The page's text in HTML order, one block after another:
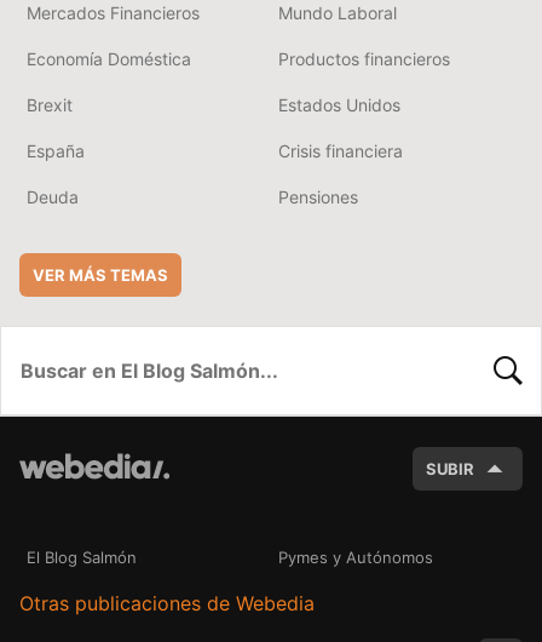
Mercados Financieros Mundo Laboral
Economía Doméstica Productos financieros
Brexit Estados Unidos
España Crisis financiera
Deuda Pensiones
VER MÁS TEMAS
SUBIR
El Blog Salmón Pymes y Autónomos
Otras publicaciones de Webedia